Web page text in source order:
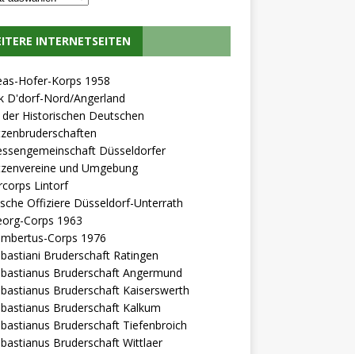
INTERNETSEITEN
Hofer-Korps 1958
D'dorf-Nord/Angerland
Historischen Deutschen
Düsseldorfer
und Umgebung
Lintorf
Offiziere Düsseldorf-Unterrath
Corps 1963
Corps 1976
Bruderschaft Ratingen
Bruderschaft Angermund
Bruderschaft Kaiserswerth
Bruderschaft Kalkum
Bruderschaft Tiefenbroich
Bruderschaft Wittlaer